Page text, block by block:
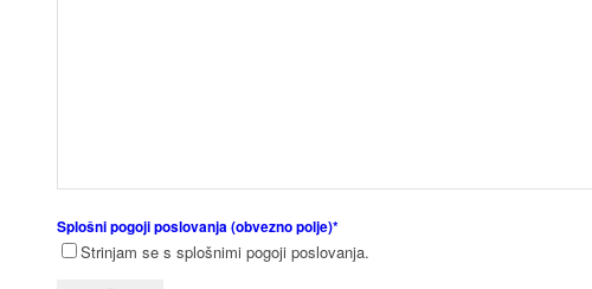
Splošni pogoji poslovanja (obvezno polje)*
Strinjam se s splošnimi pogoji poslovanja.